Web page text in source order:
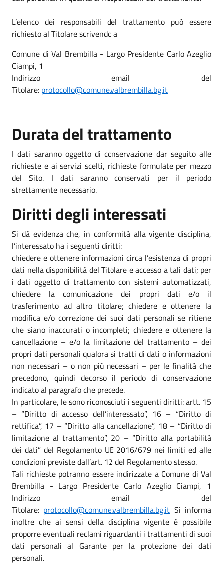
L’elenco dei responsabili del trattamento può essere
richiesto al Titolare scrivendo a
Comune di Val Brembilla - Largo Presidente Carlo Azeglio
Ciampi, 1
Indirizzo email del
Titolare: protocollo@comune.valbrembilla.bg.it
Durata del trattamento
I dati saranno oggetto di conservazione dar seguito alle
richieste e ai servizi scelti, richieste formulate per mezzo
del Sito. I dati saranno conservati per il periodo
strettamente necessario.
Diritti degli interessati
Si dà evidenza che, in conformità alla vigente disciplina,
l’interessato ha i seguenti diritti:
chiedere e ottenere informazioni circa l’esistenza di propri
dati nella disponibilità del Titolare e accesso a tali dati; per
i dati oggetto di trattamento con sistemi automatizzati,
chiedere la comunicazione dei propri dati e/o il
trasferimento ad altro titolare; chiedere e ottenere la
modifica e/o correzione dei suoi dati personali se ritiene
che siano inaccurati o incompleti; chiedere e ottenere la
cancellazione – e/o la limitazione del trattamento – dei
propri dati personali qualora si tratti di dati o informazioni
non necessari – o non più necessari – per le finalità che
precedono, quindi decorso il periodo di conservazione
indicato al paragrafo che precede.
In particolare, le sono riconosciuti i seguenti diritti: artt. 15
– “Diritto di accesso dell’interessato”, 16 – “Diritto di
rettifica”, 17 – “Diritto alla cancellazione”, 18 – “Diritto di
limitazione al trattamento”, 20 – “Diritto alla portabilità
dei dati” del Regolamento UE 2016/679 nei limiti ed alle
condizioni previste dall’art. 12 del Regolamento stesso.
Tali richieste potranno essere indirizzate a Comune di Val
Brembilla - Largo Presidente Carlo Azeglio Ciampi, 1
Indirizzo email del
Titolare: protocollo@comune.valbrembilla.bg.it Si informa
inoltre che ai sensi della disciplina vigente è possibile
proporre eventuali reclami riguardanti i trattamenti di suoi
dati personali al Garante per la protezione dei dati
personali.